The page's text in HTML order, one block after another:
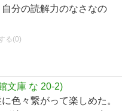
分の読解力のなさなの
る(0)
文庫 な 20-2)
色々繋がって楽しめた。